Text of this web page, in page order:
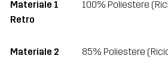
Materiale 1
Retro
100% Poliestere
Materiale 2 85% Poliestere